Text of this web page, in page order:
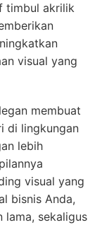
timbul akrilik
visual yang
membuat
di lingkungan
lebih
visual yang
bisnis Anda,
lama, sekaligus